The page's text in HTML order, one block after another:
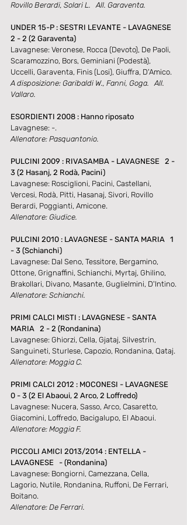
Rovillo Berardi, Solari L.   All. Garaventa.
UNDER 15-P : SESTRI LEVANTE - LAVAGNESE
2 - 2 (2 Garaventa)
Lavagnese: Veronese, Rocca (Devoto), De Paoli,
Scaramozzino, Bors, Geminiani (Podestà),
Uccelli, Garaventa, Finis (Losi), Giuffra, D'Amico.
A disposizione: Garibaldi W., Fanni, Goga.   All.
Vallaro.
ESORDIENTI 2008 : Hanno riposato
Lavagnese: -.
Allenatore: Pasquantonio.
PULCINI 2009 : RIVASAMBA - LAVAGNESE   2 -
3 (2 Hasanj, 2 Rodà, Pacini)
Lavagnese: Rosciglioni, Pacini, Castellani,
Vercesi, Rodà, Pitti, Hasanaj, Sivori, Rovillo
Berardi, Poggianti, Amicone.
Allenatore: Giudice.
PULCINI 2010 : LAVAGNESE - SANTA MARIA   1
- 3 (Schianchi)
Lavagnese: Dal Seno, Tessitore, Bergamino,
Ottone, Grignaffini, Schianchi, Myrtaj, Ghilino,
Brakollari, Divano, Masante, Guglielmini, D'Intino.
Allenatore: Schianchi.
PRIMI CALCI MISTI : LAVAGNESE - SANTA
MARIA   2 - 2 (Rondanina)
Lavagnese: Ghiorzi, Cella, Gjataj, Silvestrin,
Sanguineti, Sturlese, Capozio, Rondanina, Qataj.
Allenatore: Moggia C.
PRIMI CALCI 2012 : MOCONESI - LAVAGNESE
0 - 3 (2 El Abaoui, 2 Arco, 2 Loffredo)
Lavagnese: Nucera, Sasso, Arco, Casaretto,
Giacomini, Loffredo, Bacigalupo, El Abaoui.
Allenatore: Moggia F.
PICCOLI AMICI 2013/2014 : ENTELLA -
LAVAGNESE   - (Rondanina)
Lavagnese: Bongiorni, Camezzana, Cella,
Lagorio, Nutile, Rondanina, Ruffoni, De Ferrari,
Boitano.
Allenatore: De Ferrari.